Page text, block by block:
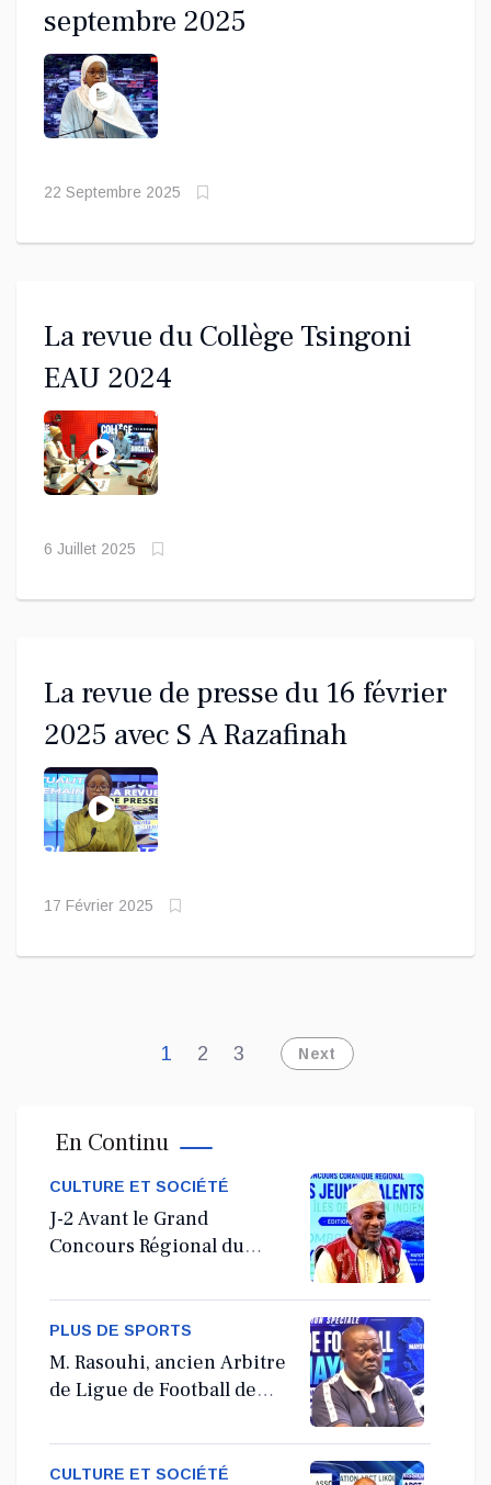
septembre 2025
22 Septembre 2025
La revue du Collège Tsingoni
EAU 2024
6 Juillet 2025
La revue de presse du 16 février
2025 avec S A Razafinah
17 Février 2025
1 2 3 Next
En Continu
CULTURE ET SOCIÉTÉ
J-2 Avant le Grand
Concours Régional du
PLUS DE SPORTS
M. Rasouhi, ancien Arbitre
de Ligue de Football de
CULTURE ET SOCIÉTÉ